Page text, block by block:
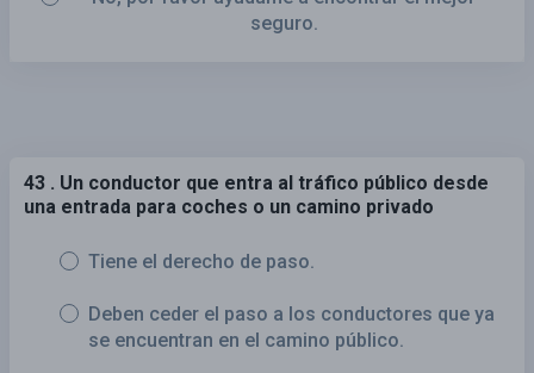
seguro.
43 . Un conductor que entra al tráfico público desde
una entrada para coches o un camino privado
Tiene el derecho de paso.
Deben ceder el paso a los conductores que ya
se encuentran en el camino público.